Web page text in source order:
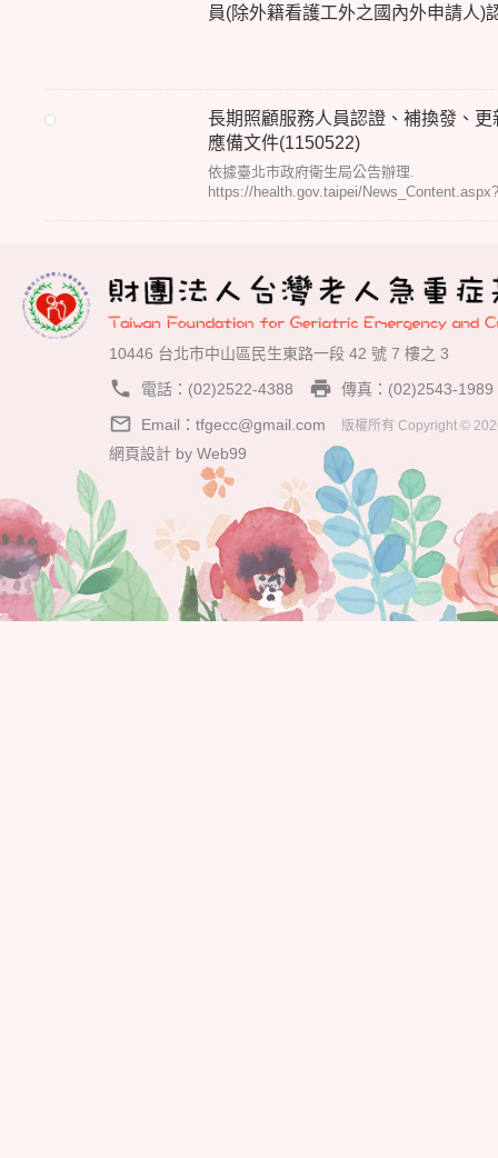
員(除外籍看護工外之國內外申請人)
長期照顧服務人員認證、補換發、更
應備文件(1150522)
依據臺北市政府衛生局公告辦理.
https://health.gov.taipei/News_Content.aspx?
10446 台北市中山區民生東路一段 42 號 7 樓之 3
phone 電話：(02)2522-4388 local_printshop 傳真：(02)2543-1989
mail_outline Email： tfgecc@gmail.com 版權所有 Copyright ©
網頁設計 by Web99